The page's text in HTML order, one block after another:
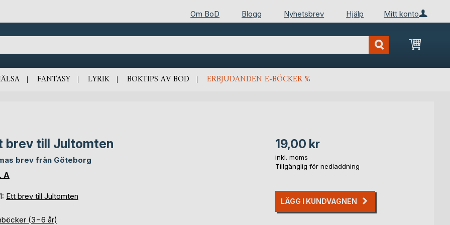
Mitt konto
Om BoD Blogg Nyhetsbrev Hjälp
Min
FANTASY LYRIK BOKTIPS AV BOD ERBJUDANDEN E-BÖCKER %
brev till Jultomten
brev från Göteborg
A
Ett brev till Jultomten
(3−6 år)
19,00 kr
inkl. moms
Tillgänglig för nedladdning
LÄGG I KUNDVAGNEN